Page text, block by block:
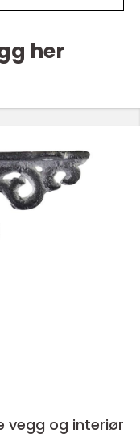
her
vegg og interiør